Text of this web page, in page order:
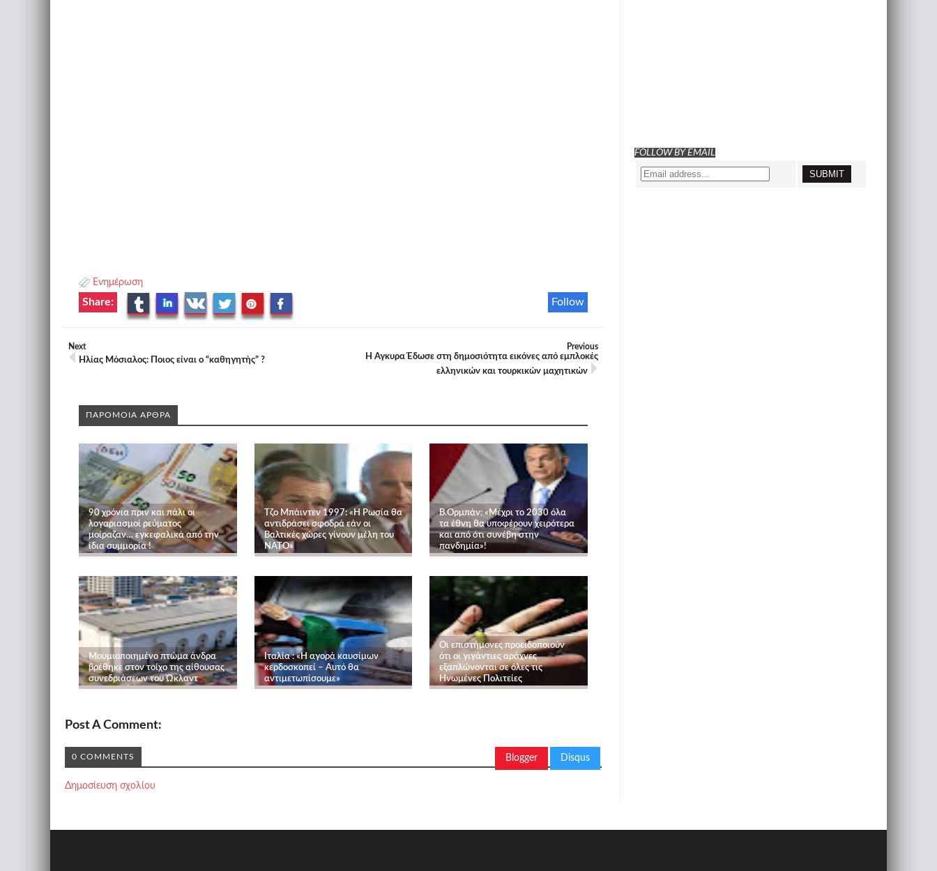
Ενημέρωση
Follow
Share:
Next
Ηλίας Μόσιαλος: Ποιος είναι ο “καθηγητής” ?
Previous
Η Άγκυρα Έδωσε στη δημοσιότητα εικόνες από εμπλοκές
ελληνικών και τουρκικών μαχητικών
ΠΑΡΟΜΟΙΑ ΑΡΘΡΑ
90 χρόνια πριν και πάλι οι
λογαριασμοί ρεύματος
μοίραζαν… εγκεφαλικά από την
ίδια συμμορία !
Τζο Μπάιντεν 1997: «Η Ρωσία θα
αντιδράσει σφοδρά εάν οι
Βαλτικές χώρες γίνουν μέλη του
ΝΑΤΟ»
Β.Ορμπάν: «Μέχρι το 2030 όλα
τα έθνη θα υποφέρουν χειρότερα
και από ότι συνέβη στην
πανδημία»!
Μουμιοποιημένο πτώμα άνδρα
βρέθηκε στον τοίχο της αίθουσας
συνεδριάσεων του Ώκλαντ
Ιταλία : «Η αγορά καυσίμων
κερδοσκοπεί – Αυτό θα
αντιμετωπίσουμε»
Οι επιστήμονες προειδοποιούν
ότι οι γιγάντιες αράχνες
εξαπλώνονται σε όλες τις
Ηνωμένες Πολιτείες
Post A Comment:
Blogger Disqus
0 COMMENTS
Δημοσίευση σχολίου
FOLLOW BY EMAIL